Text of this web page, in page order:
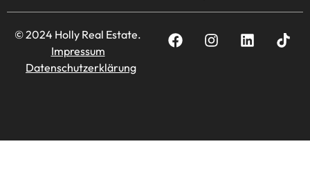
© 2024 Holly Real Estate.
Impressum
Datenschutzerklärung